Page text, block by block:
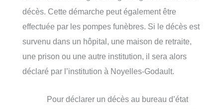
décès. Cette démarche peut également être
effectuée par les pompes funèbres. Si le décès est
survenu dans un hôpital, une maison de retraite,
une prison ou une autre institution, il sera alors
déclaré par l’institution à Noyelles-Godault.
Pour déclarer un décès au bureau d’état